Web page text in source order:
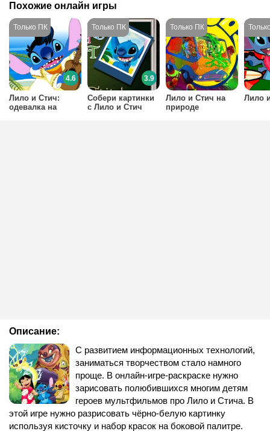
Описание:
С развитием информационных технологий,
заниматься творчеством стало намного
проще. В онлайн-игре-раскраске нужно
зарисовать полюбившихся многим детям
героев мультфильмов про Лило и Стича. В
этой игре нужно разрисовать чёрно-белую картинку
используя кисточку и набор красок на боковой палитре.
Похожие онлайн игры
Лило и Стич:
одевалка на
4.6
Собери картинки
с Лило и Стич
3.9
Лило и Стич на
природе
Лило